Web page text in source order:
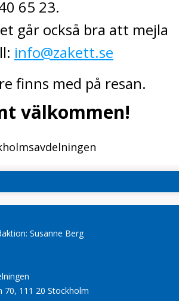
65 23.
går också bra att mejla
info@zakett.se
finns med på resan.
välkommen!
Susanne Berg
70, 111 20 Stockholm